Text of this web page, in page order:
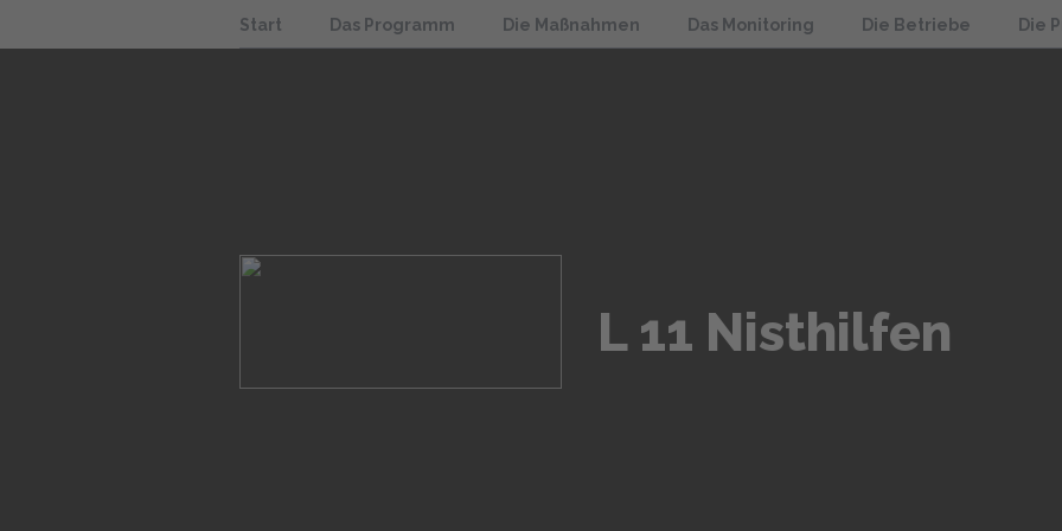
Start Das Programm Die Maßnahmen Das Monitoring Die Betriebe Die
L 11 Nisthilfen